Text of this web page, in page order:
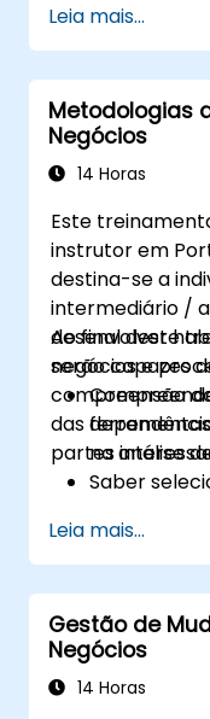
para a área
Leia mais...
Metodologias
Negócios
14 Horas
Este
instrutor em
destina-se a
intermediário /
desenvolver
negócios e
compreensão
das
partes
Ao final deste
serão capazes
na análise
Saber
SIPOC,
objetivo
Saber
em
Identificar
processos,
Leia mais...
Gestão de
Negócios
14 Horas